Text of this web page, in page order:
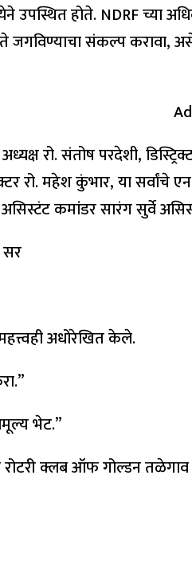
उपस्थित होते. NDRF च्या
जगविण्याचा संकल्प करावा,
रो. संतोष परदेशी,
रो. महेश कुंभार, या
कमांडर सारंग सुर्वे
सर
अधोरेखित केले.
भेट.”
रोटरी क्लब ऑफ गोल्डन